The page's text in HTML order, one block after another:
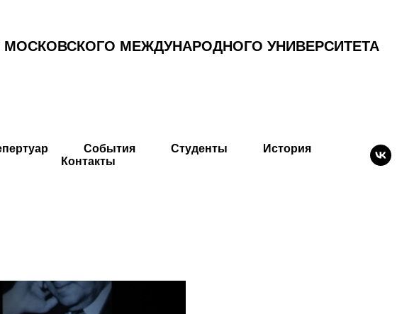
МОСКОВСКОГО МЕЖДУНАРОДНОГО УНИВЕРСИТЕТА
События Студенты
История
Контакты